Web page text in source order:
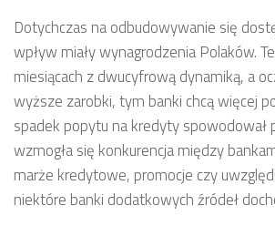
Dotychczas na odbudowywanie się
wpływ miały wynagrodzenia Polaków.
miesiącach z dwucyfrową dynamiką, a
wyższe zarobki, tym banki chcą więcej
spadek popytu na kredyty spowodował
wzmogła się konkurencja między
marże kredytowe, promocje czy
niektóre banki dodatkowych źródeł